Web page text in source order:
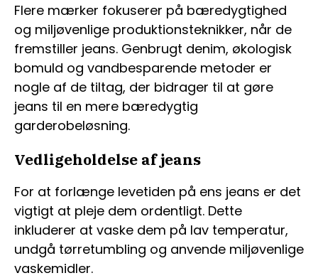
Flere mærker fokuserer på bæredygtighed
og miljøvenlige produktionsteknikker, når de
fremstiller jeans. Genbrugt denim, økologisk
bomuld og vandbesparende metoder er
nogle af de tiltag, der bidrager til at gøre
jeans til en mere bæredygtig
garderobeløsning.
Vedligeholdelse af jeans
For at forlænge levetiden på ens jeans er det
vigtigt at pleje dem ordentligt. Dette
inkluderer at vaske dem på lav temperatur,
undgå tørretumbling og anvende miljøvenlige
vaskemidler.